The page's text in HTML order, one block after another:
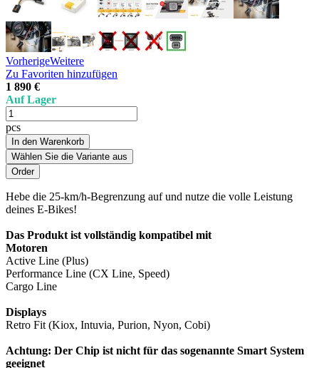
VorherigeWeitere
Zu Favoriten hinzufügen
1 890 €
Auf Lager
pcs
In den Warenkorb
Wählen Sie die Variante aus
Hebe die 25-km/h-Begrenzung auf und nutze die volle Leistung
deines E-Bikes!
Das Produkt ist vollständig kompatibel mit
Motoren
Active Line (Plus)
Performance Line (CX Line, Speed)
Cargo Line
Displays
Retro Fit (Kiox, Intuvia, Purion, Nyon, Cobi)
Achtung: Der Chip ist nicht für das sogenannte Smart System
geeignet